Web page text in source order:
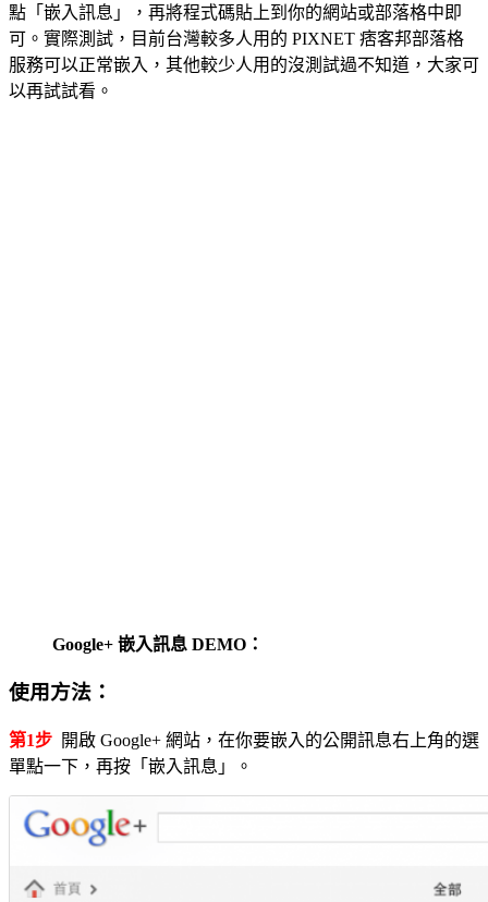
點「嵌入訊息」，再將程式碼貼上到你的網站或部落格中即
可。實際測試，目前台灣較多人用的 PIXNET 痞客邦部落格
服務可以正常嵌入，其他較少人用的沒測試過不知道，大家可
以再試試看。
Google+ 嵌入訊息 DEMO：
使用方法：
第1步 開啟 Google+ 網站，在你要嵌入的公開訊息右上角的選
單點一下，再按「嵌入訊息」。